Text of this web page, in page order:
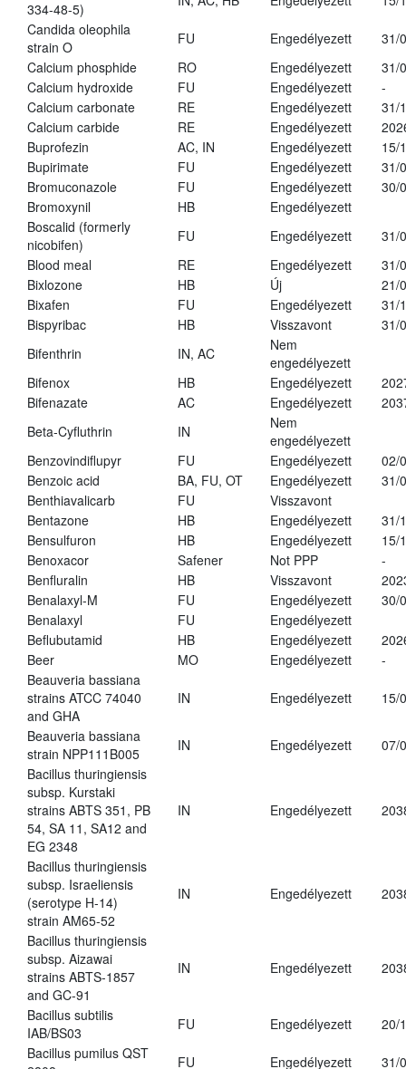
334-48-5)
Candida oleophila
strain O
FU Engedélyezett
31/
Calcium phosphide
RO Engedélyezett
31/
Calcium hydroxide
FU Engedélyezett
-
Calcium carbonate
RE Engedélyezett
31/
Calcium carbide
RE Engedélyezett
Buprofezin
AC, IN Engedélyezett
15/
Bupirimate
FU Engedélyezett
31/
Bromuconazole
FU Engedélyezett
30/
Bromoxynil
HB
Engedélyezett
Boscalid (formerly
nicobifen)
FU Engedélyezett
31/
Blood meal
RE Engedélyezett
31/
Bixlozone
HB Új
21/
Bixafen
FU Engedélyezett
31/
Bispyribac
HB Visszavont
31/
Bifenthrin
IN, AC
Nem
engedélyezett
Bifenox
HB Engedélyezett
Bifenazate
AC Engedélyezett
Beta-Cyfluthrin
IN
Nem
engedélyezett
Benzovindiflupyr
FU Engedélyezett
02/
Benzoic acid
BA, FU, OT Engedélyezett
31/
Benthiavalicarb
FU
Visszavont
Bentazone
HB Engedélyezett
31/
Bensulfuron
HB Engedélyezett
15/
Benoxacor
Safener Not PPP
-
Benfluralin
HB Visszavont
Benalaxyl-M
FU Engedélyezett
30/
Benalaxyl
FU
Engedélyezett
Beflubutamid
HB Engedélyezett
Beer
MO Engedélyezett
-
Beauveria bassiana
strains ATCC 74040
and GHA
IN Engedélyezett 15/
Beauveria bassiana
strain NPP111B005
IN Engedélyezett
07/
Bacillus thuringiensis
subsp. Kurstaki
strains ABTS 351, PB
54, SA 11, SA12 and
EG 2348
IN Engedélyezett
Bacillus thuringiensis
subsp. Israeliensis
(serotype H-14)
strain AM65-52
IN Engedélyezett
Bacillus thuringiensis
subsp. Aizawai
strains ABTS-1857
and GC-91
IN Engedélyezett
Bacillus subtilis
IAB/BS03
FU Engedélyezett
20/
Bacillus pumilus QST
FU Engedélyezett
31/